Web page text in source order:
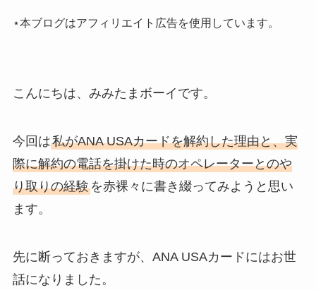
⋆本ブログはアフィリエイト広告を使用しています。
こんにちは、みみたまボーイです。
今回は私がANA USAカードを解約した理由と、実
際に解約の電話を掛けた時のオペレーターとのや
り取りの経験を赤裸々に書き綴ってみようと思い
ます。
先に断っておきますが、ANA USAカードにはお世
話になりました。